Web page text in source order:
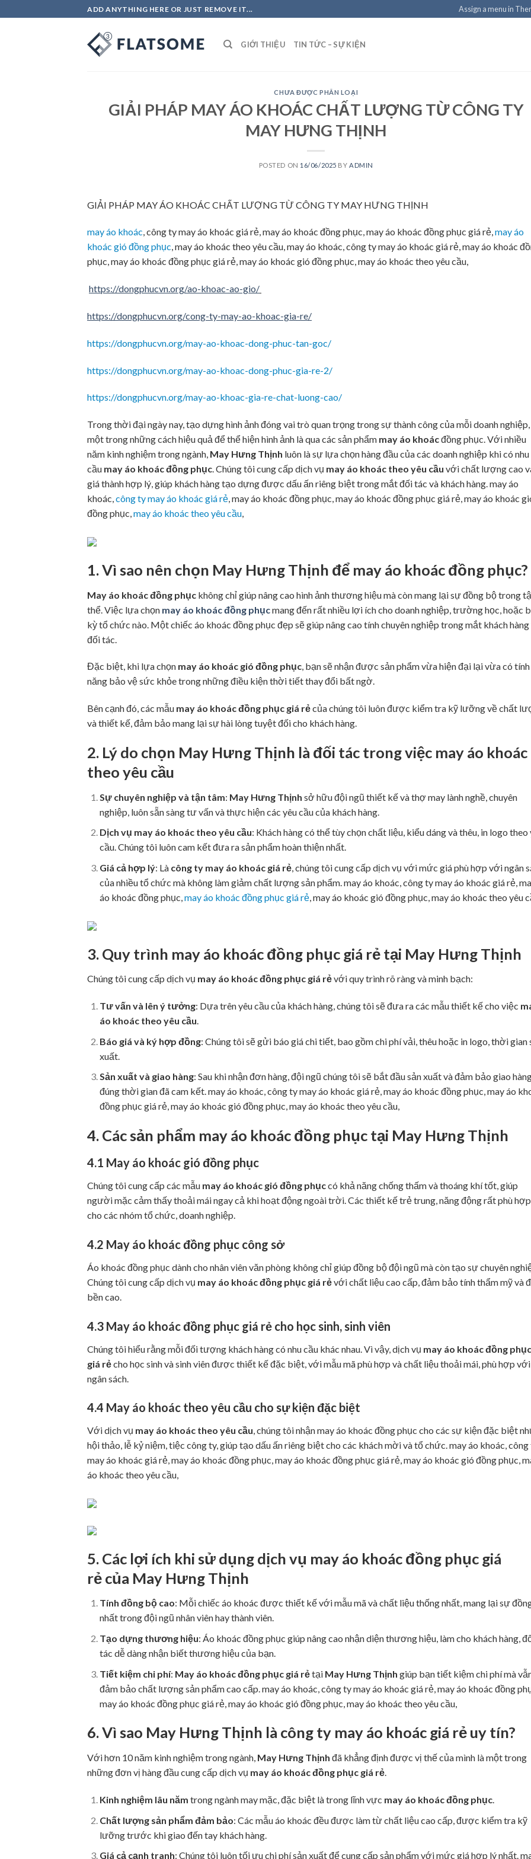
to
ADD ANYTHING HERE OR JUST REMOVE IT... Assign a menu in
GIỚI THIỆU TIN TỨC – SỰ KIỆN
CHƯA ĐƯỢC PHÂN LOẠI
GIẢI PHÁP MAY ÁO KHOÁC CHẤT LƯỢNG TỪ CÔNG TY
MAY HƯNG THỊNH
POSTED ON 16/06/2025 BY ADMIN
GIẢI PHÁP MAY ÁO KHOÁC CHẤT LƯỢNG TỪ CÔNG TY MAY HƯNG THỊNH
may áo khoác, công ty may áo khoác giá rẻ, may áo khoác đồng phục, may áo khoác đồng phục giá rẻ,may áo
khoác gió đồng phục, may áo khoác theo yêu cầu, may áo khoác, công ty may áo khoác giá rẻ, may áo khoác
phục, may áo khoác đồng phục giá rẻ, may áo khoác gió đồng phục, may áo khoác theo yêu cầu,
https://dongphucvn.org/ao-khoac-ao-gio/
https://dongphucvn.org/cong-ty-may-ao-khoac-gia-re/
https://dongphucvn.org/may-ao-khoac-dong-phuc-tan-goc/
https://dongphucvn.org/may-ao-khoac-dong-phuc-gia-re-2/
https://dongphucvn.org/may-ao-khoac-gia-re-chat-luong-cao/
Trong thời đại ngày nay, tạo dựng hình ảnh đóng vai trò quan trọng trong sự thành công của mỗi doanh
một trong những cách hiệu quả để thể hiện hình ảnh là qua các sản phẩm may áo khoácđồng phục. Với nhiều
năm kinh nghiệm trong ngành, May Hưng Thịnh luôn là sự lựa chọn hàng đầu của các doanh nghiệp khi có nhu
cầu may áo khoác đồng phục. Chúng tôi cung cấp dịch vụ may áo khoác theo yêu cầu với chất lượng cao
giá thành hợp lý, giúp khách hàng tạo dựng được dấu ấn riêng biệt trong mắt đối tác và khách hàng. may áo
khoác,công ty may áo khoác giá rẻ, may áo khoác đồng phục, may áo khoác đồng phục giá rẻ, may áo khoác
đồng phục,may áo khoác theo yêu cầu,
1. Vì sao nên chọn May Hưng Thịnh để may áo khoác đồng phục?
May áo khoác đồng phục không chỉ giúp nâng cao hình ảnh thương hiệu mà còn mang lại sự đồng bộ trong
thể. Việc lựa chọn may áo khoác đồng phụcmang đến rất nhiều lợi ích cho doanh nghiệp, trường học, hoặc
kỳ tổ chức nào. Một chiếc áo khoác đồng phục đẹp sẽ giúp nâng cao tính chuyên nghiệp trong mắt khách hàng
đối tác.
Đặc biệt, khi lựa chọn may áo khoác gió đồng phục, bạn sẽ nhận được sản phẩm vừa hiện đại lại vừa có tính
năng bảo vệ sức khỏe trong những điều kiện thời tiết thay đổi bất ngờ.
Bên cạnh đó, các mẫu may áo khoác đồng phục giá rẻcủa chúng tôi luôn được kiểm tra kỹ lưỡng về chất
và thiết kế, đảm bảo mang lại sự hài lòng tuyệt đối cho khách hàng.
2. Lý do chọn May Hưng Thịnh là đối tác trong việc may áo khoác
theo yêu cầu
Sự chuyên nghiệp và tận tâm: May Hưng Thịnh sở hữu đội ngũ thiết kế và thợ may lành nghề, chuyên
nghiệp, luôn sẵn sàng tư vấn và thực hiện các yêu cầu của khách hàng.
Dịch vụ may áo khoác theo yêu cầu: Khách hàng có thể tùy chọn chất liệu, kiểu dáng và thêu, in logo theo
cầu. Chúng tôi luôn cam kết đưa ra sản phẩm hoàn thiện nhất.
Giá cả hợp lý: Là công ty may áo khoác giá rẻ, chúng tôi cung cấp dịch vụ với mức giá phù hợp với ngân
của nhiều tổ chức mà không làm giảm chất lượng sản phẩm. may áo khoác, công ty may áo khoác giá rẻ,
áo khoác đồng phục,may áo khoác đồng phục giá rẻ, may áo khoác gió đồng phục, may áo khoác theo yêu
3. Quy trình may áo khoác đồng phục giá rẻ tại May Hưng Thịnh
Chúng tôi cung cấp dịch vụ may áo khoác đồng phục giá rẻvới quy trình rõ ràng và minh bạch:
Tư vấn và lên ý tưởng: Dựa trên yêu cầu của khách hàng, chúng tôi sẽ đưa ra các mẫu thiết kế cho việc
áo khoác theo yêu cầu.
Báo giá và ký hợp đồng: Chúng tôi sẽ gửi báo giá chi tiết, bao gồm chi phí vải, thêu hoặc in logo, thời gian
xuất.
Sản xuất và giao hàng: Sau khi nhận đơn hàng, đội ngũ chúng tôi sẽ bắt đầu sản xuất và đảm bảo giao
đúng thời gian đã cam kết. may áo khoác, công ty may áo khoác giá rẻ, may áo khoác đồng phục, may áo
đồng phục giá rẻ, may áo khoác gió đồng phục, may áo khoác theo yêu cầu,
4. Các sản phẩm may áo khoác đồng phục tại May Hưng Thịnh
4.1 May áo khoác gió đồng phục
Chúng tôi cung cấp các mẫu may áo khoác gió đồng phụccó khả năng chống thấm và thoáng khí tốt, giúp
người mặc cảm thấy thoải mái ngay cả khi hoạt động ngoài trời. Các thiết kế trẻ trung, năng động rất phù hợp
cho các nhóm tổ chức, doanh nghiệp.
4.2 May áo khoác đồng phục công sở
Áo khoác đồng phục dành cho nhân viên văn phòng không chỉ giúp đồng bộ đội ngũ mà còn tạo sự chuyên
Chúng tôi cung cấp dịch vụ may áo khoác đồng phục giá rẻvới chất liệu cao cấp, đảm bảo tính thẩm mỹ và
bền cao.
4.3 May áo khoác đồng phục giá rẻ cho học sinh, sinh viên
Chúng tôi hiểu rằng mỗi đối tượng khách hàng có nhu cầu khác nhau. Vì vậy, dịch vụ may áo khoác đồng phục
giá rẻcho học sinh và sinh viên được thiết kế đặc biệt, với mẫu mã phù hợp và chất liệu thoải mái, phù hợp với
ngân sách.
4.4 May áo khoác theo yêu cầu cho sự kiện đặc biệt
Với dịch vụ may áo khoác theo yêu cầu, chúng tôi nhận may áo khoác đồng phục cho các sự kiện đặc biệt
hội thảo, lễ kỷ niệm, tiệc công ty, giúp tạo dấu ấn riêng biệt cho các khách mời và tổ chức. may áo khoác,
may áo khoác giá rẻ, may áo khoác đồng phục, may áo khoác đồng phục giá rẻ, may áo khoác gió đồng phục,
áo khoác theo yêu cầu,
5. Các lợi ích khi sử dụng dịch vụ may áo khoác đồng phục giá
rẻ của May Hưng Thịnh
Tính đồng bộ cao: Mỗi chiếc áo khoác được thiết kế với mẫu mã và chất liệu thống nhất, mang lại sự
nhất trong đội ngũ nhân viên hay thành viên.
Tạo dựng thương hiệu: Áo khoác đồng phục giúp nâng cao nhận diện thương hiệu, làm cho khách hàng,
tác dễ dàng nhận biết thương hiệu của bạn.
Tiết kiệm chi phí: May áo khoác đồng phục giá rẻtại May Hưng Thịnh giúp bạn tiết kiệm chi phí mà
đảm bảo chất lượng sản phẩm cao cấp. may áo khoác, công ty may áo khoác giá rẻ, may áo khoác đồng
may áo khoác đồng phục giá rẻ, may áo khoác gió đồng phục, may áo khoác theo yêu cầu,
6. Vì sao May Hưng Thịnh là công ty may áo khoác giá rẻ uy tín?
Với hơn 10 năm kinh nghiệm trong ngành, May Hưng Thịnh đã khẳng định được vị thế của mình là một trong
những đơn vị hàng đầu cung cấp dịch vụ may áo khoác đồng phục giá rẻ.
Kinh nghiệm lâu năm trong ngành may mặc, đặc biệt là trong lĩnh vực may áo khoác đồng phục.
Chất lượng sản phẩm đảm bảo: Các mẫu áo khoác đều được làm từ chất liệu cao cấp, được kiểm tra kỹ
lưỡng trước khi giao đến tay khách hàng.
Giá cả cạnh tranh: Chúng tôi luôn tối ưu chi phí sản xuất để cung cấp sản phẩm với mức giá hợp lý nhất.